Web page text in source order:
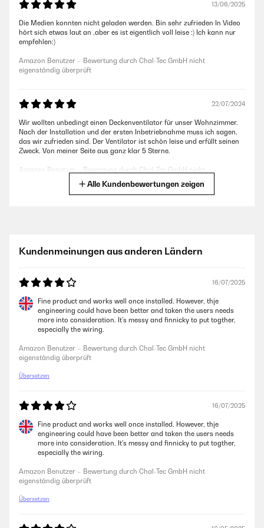
13/06/2025
Die Medien konnten nicht geladen werden. Bin sehr zufrieden In Video
hört sich etwas laut an ,aber es ist eigentlich voll leise :) Ich kann nur
empfehlen:)
Amazon Benutzer – Bewertung durch Chal-Tec GmbH nicht
eigenständig überprüft
22/07/2024
Wir wollten unbedingt einen Deckenventilator für unser Wohnzimmer.
Nach der Installation und der ersten Inbetriebnahme muss ich sagen,
das wir zufrieden sind. Der Ventilator ist schön leise und erfüllt seinen
Zweck. Von meiner Seite aus ganz klar 5 Sterne.
Amazon Benutzer – Bewertung durch Chal-Tec GmbH nicht
eigenständig überprüft
nur 4 Sterne) , aber Funktioniert so wie er soll und bin zufrieden bin
Amazon Benutzer – Bewertung durch Chal-Tec GmbH nicht
eigenständig überprüft
13/07/2024
Amazon Benutzer – Bewertung durch Chal-Tec GmbH nicht
12/08/2023
Installation war kein Problem mit den beigelegten Schrauben. Auf der
niedrigsten Stufe ist er angenehm leise und bewegt eine gute Summe an
Luft, auf mittel und hoch sieht’s dan schon anders aus finde aber das
die niedrige Stufe ausreicht zumindest für diesen Sommer. Die Kontrolle
Einheit für die Wand ist ok nur kommt die in Eierschalenweiss was nich
wirklich passt farblich aber hey Geschmackssache.
Amazon Benutzer – Bewertung durch Chal-Tec GmbH nicht
eigenständig überprüft
Alle Kundenbewertungen zeigen
Kundenmeinungen aus anderen Ländern
16/07/2025
Fine product and works well once installed. However, thje
engineering could have been better and taken the users needs
more into consideration. It’s messy and finnicky to put togther,
especially the wiring.
Amazon Benutzer – Bewertung durch Chal-Tec GmbH nicht
eigenständig überprüft
Übersetzen
16/07/2025
Fine product and works well once installed. However, thje
engineering could have been better and taken the users needs
more into consideration. It's messy and finnicky to put togther,
especially the wiring.
Amazon Benutzer – Bewertung durch Chal-Tec GmbH nicht
eigenständig überprüft
Übersetzen